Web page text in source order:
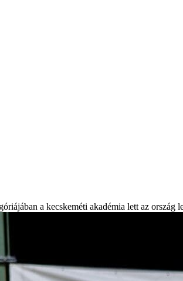
a kecskeméti akadémia lett az ország